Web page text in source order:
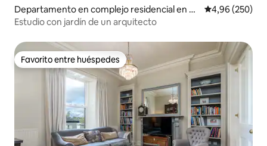
Departamento en complejo residencial en Gl
asnevin
Calificación
4,96 (250)
Estudio con jardín de un arquitecto
Favorito entre huéspedes
Favorito entre huéspedes